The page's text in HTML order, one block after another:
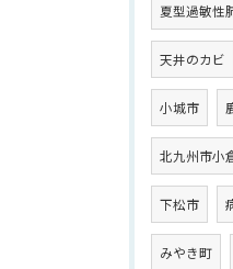
夏型過敏性
天井のカビ
小城市
北九州市小
下松市
みやき町